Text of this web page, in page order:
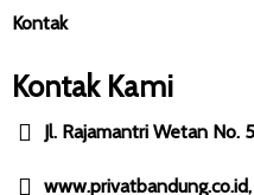
Kontak
Kontak Kami
Jl. Rajamantri Wetan No.